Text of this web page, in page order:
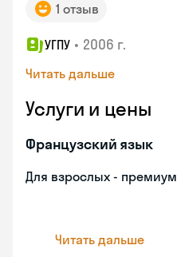
1 отзыв
УГПУ • 2006 г.
Читать дальше
Услуги и цены
Французский язык
Для взрослых - премиум
Читать дальше